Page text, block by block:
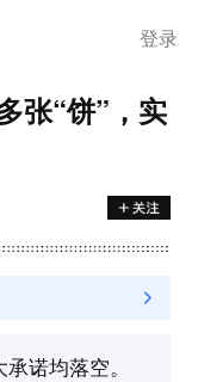
登录
张“饼”，实
诺均落空。